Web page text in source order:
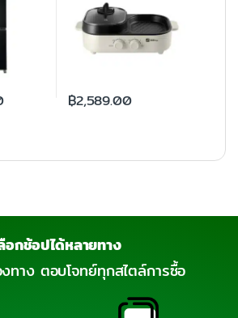
฿2,589.00
อกช้อปได้หลายทาง
ทาง ตอบโจทย์ทุกสไตล์การซื้อ